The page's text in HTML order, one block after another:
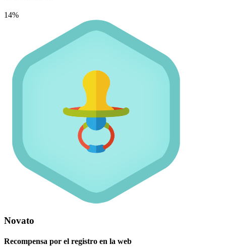
14%
Novato
Recompensa por el registro en la web